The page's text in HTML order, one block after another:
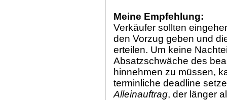
Meine Empfehlung:
Verkäufer sollten
den Vorzug geben und
erteilen. Um keine
Absatzschwäche des
hinnehmen zu müssen,
terminliche deadline
Alleinauftrag, der länger